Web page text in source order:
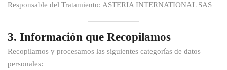
Responsable del Tratamiento: ASTERIA INTERNATIONAL SAS
3. Información que Recopilamos
Recopilamos y procesamos las siguientes categorías de datos
personales: